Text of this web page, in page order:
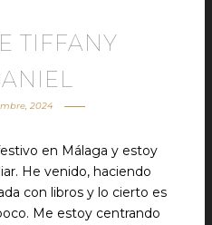
TIFFANY
2024
en Málaga y estoy
He venido, haciendo
con libros y lo cierto es
Me estoy centrando